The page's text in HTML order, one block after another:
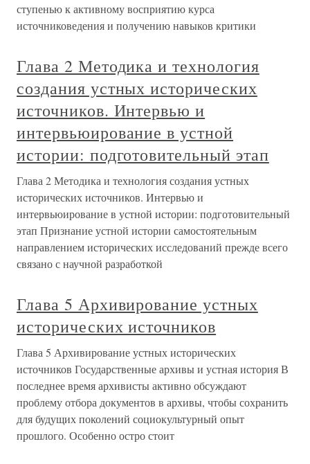
ступенью к активному восприятию курса
источниковедения и получению навыков критики
Глава 2 Методика и технология
создания устных исторических
источников. Интервью и
интервьюирование в устной
истории: подготовительный этап
Глава 2 Методика и технология создания устных
исторических источников. Интервью и
интервьюирование в устной истории: подготовительный
этап Признание устной истории самостоятельным
направлением исторических исследований прежде всего
связано с научной разработкой
Глава 5 Архивирование устных
исторических источников
Глава 5 Архивирование устных исторических
источников Государственные архивы и устная история В
последнее время архивисты активно обсуждают
проблему отбора документов в архивы, чтобы сохранить
для будущих поколений социокультурный опыт
прошлого. Особенно остро стоит